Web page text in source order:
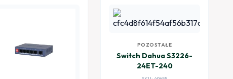
POZOSTAŁE
Switch Dahua S3226-
24ET-240